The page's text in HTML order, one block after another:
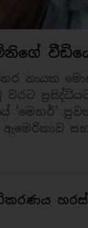
නායක
’මෙහර්’
ඇමෙරිකාව